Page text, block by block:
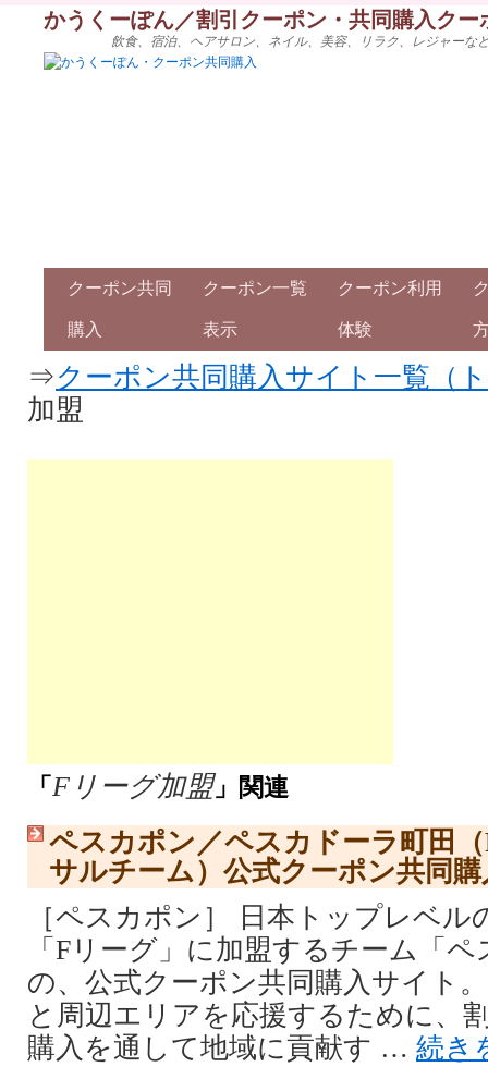
かうくーぽん／割引クーポン・共同購入ク
飲食、宿泊、ヘアサロン、ネイル、美容、リラク、レジャー
クーポン共同
購入
クーポン一覧
表示
クーポン利用
体験
⇒クーポン共同購入サイト一覧（
加盟
「 Fリーグ加盟」関連
ペスカポン／ペスカドーラ町田
サルチーム）公式クーポン共同
［ペスカポン］ 日本トップレベ
「Fリーグ」に加盟するチーム「
の、公式クーポン共同購入サイト
と周辺エリアを応援するために、
購入を通して地域に貢献す … 続き